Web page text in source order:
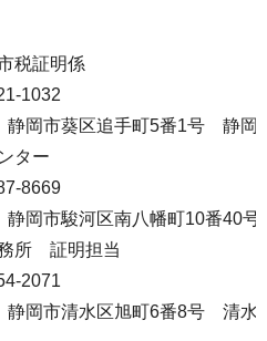
税証明係
1032
岡市葵区追手町5番1号 静岡
ター
8669
岡市駿河区南八幡町10番40
所 証明担当
2071
岡市清水区旭町6番8号 清水